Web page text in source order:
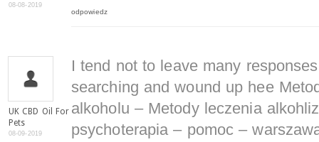
08-08-2019
odpowiedz
UK CBD Oil For
Pets
08-09-2019
I tend not to leave many
searching and wound up hee
alkoholu – Metody leczenia
psychoterapia – pomoc –